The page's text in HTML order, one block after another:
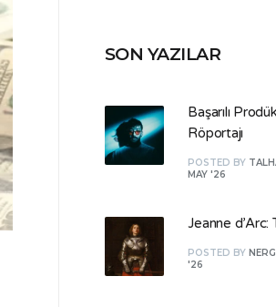
SON YAZILAR
Başarılı
Röportajı
POSTED BY
MAY '26
Jeanne d’Arc:
POSTED BY
'26